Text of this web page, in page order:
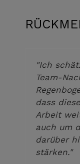
"Ich
Team-
dass
Arbeit
auch um
darüber
stärken."